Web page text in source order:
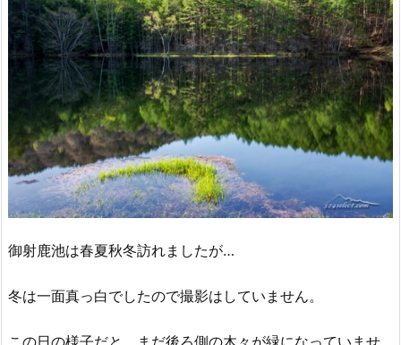
御射鹿池は春夏秋冬訪れましたが…
冬は一面真っ白でしたので撮影はしていません。
この日の様子だと、まだ後ろ側の木々が緑になっていませ